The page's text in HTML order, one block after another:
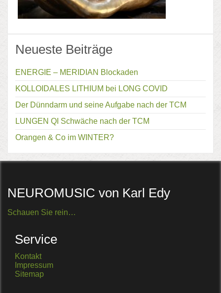
Neueste Beiträge
ENERGIE – MERIDIAN Blockaden
KOLLOIDALES LITHIUM bei LONG COVID
Der Dünndarm und seine Aufgabe nach der TCM
LUNGEN QI Schwäche nach der TCM
Orangen & Co im WINTER?
NEUROMUSIC von Karl Edy
Schauen Sie rein…
Service
Kontakt
Impressum
Sitemap